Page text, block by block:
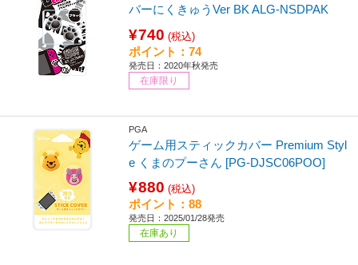
バーにくきゅうVer BK ALG-NSDPAK
¥740 (税込)
ポイント：74
発売日：2020年秋発売
在庫限り
PGA
ゲーム用スティックカバー Premium Styl
e くまのプーさん [PG-DJSC06POO]
¥880 (税込)
ポイント：88
発売日：2025/01/28発売
在庫あり